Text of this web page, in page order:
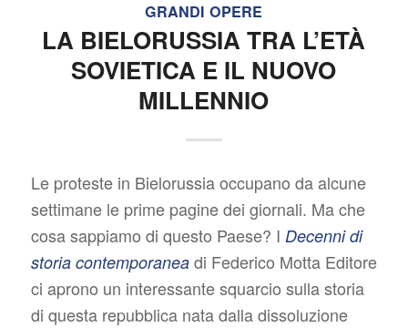
GRANDI OPERE
LA BIELORUSSIA TRA L’ETÀ
SOVIETICA E IL NUOVO
MILLENNIO
Le proteste in Bielorussia occupano da alcune
settimane le prime pagine dei giornali. Ma che
cosa sappiamo di questo Paese? I Decenni di
storia contemporaneadi Federico Motta Editore
ci aprono un interessante squarcio sulla storia
di questa repubblica nata dalla dissoluzione